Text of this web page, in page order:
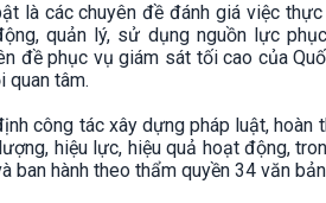
là các chuyên đề đánh giá việc
quản lý, sử dụng nguồn lực
đề phục vụ giám sát tối cao của
quan tâm.
công tác xây dựng pháp luật,
hiệu lực, hiệu quả hoạt động,
ban hành theo thẩm quyền 34 văn